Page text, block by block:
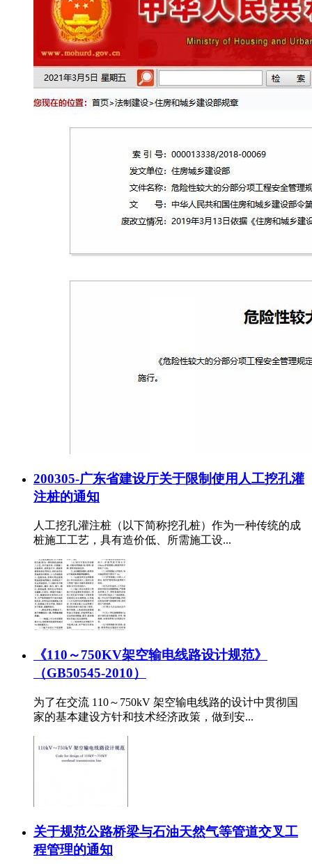
200305-广东省建设厅关于限制使用人工挖孔灌
注桩的通知
人工挖孔灌注桩（以下简称挖孔桩）作为一种传统的成
桩施工工艺，具有造价低、所需施工设...
《110～750KV架空输电线路设计规范》
（GB50545-2010）
为了在交流 110～750kV 架空输电线路的设计中贯彻国
家的基本建设方针和技术经济政策，做到安...
关于规范公路桥梁与石油天然气等管道交叉工
程管理的通知